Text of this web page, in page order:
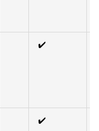
✔️
✔️